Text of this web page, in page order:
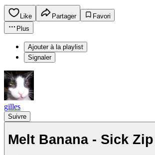
Like Partager
Favori
Plus
Ajouter à la playlist
Signaler
gilles
Suivre
Melt Banana - Sick